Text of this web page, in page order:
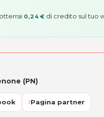
0,24 € di credito sul tuo
(PN)
Pagina partner